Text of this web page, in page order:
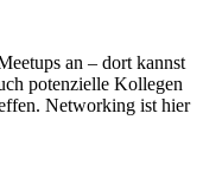
an – dort kannst
potenzielle Kollegen
Networking ist hier